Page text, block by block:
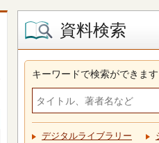
資料検索
キーワードで検索ができます
デジタルライブラリー